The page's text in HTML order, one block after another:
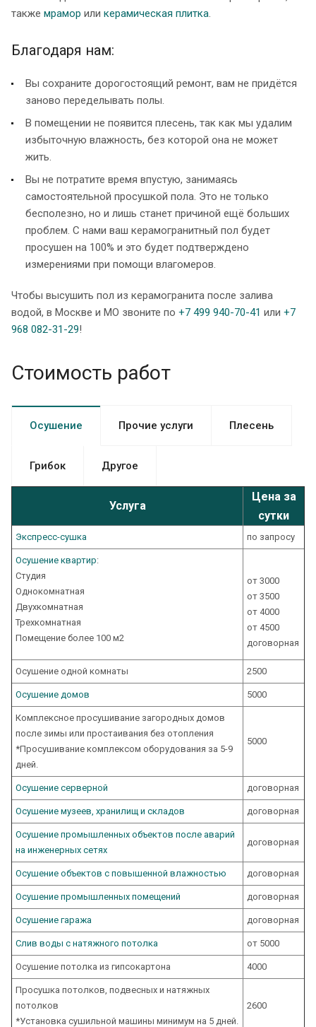
также мрамор или керамическая плитка.
Благодаря нам:
Вы сохраните дорогостоящий ремонт, вам не придётся
заново переделывать полы.
В помещении не появится плесень, так как мы удалим
избыточную влажность, без которой она не может
жить.
Вы не потратите время впустую, занимаясь
самостоятельной просушкой пола. Это не только
бесполезно, но и лишь станет причиной ещё больших
проблем. С нами ваш керамогранитный пол будет
просушен на 100% и это будет подтверждено
измерениями при помощи влагомеров.
Чтобы высушить пол из керамогранита после залива
водой, в Москве и МО звоните по +7 499 940-70-41 или +7
968 082-31-29!
Стоимость работ
Осушение Прочие услуги Плесень
Грибок Другое
Услуга
Цена за
сутки
Экспресс-cушка по запросу
Осушение квартир:
Студия
Однокомнатная
Двухкомнатная
Трехкомнатная
Помещение более 100 м2
от 3000
от 3500
от 4000
от 4500
договорная
Осушение одной комнаты 2500
Осушение домов 5000
Комплексное просушивание загородных домов
после зимы или простаивания без отопления
*Просушивание комплексом оборудования за 5-9
дней.
5000
Осушение серверной договорная
Осушение музеев, хранилищ и складов договорная
Осушение промышленных объектов после аварий
на инженерных сетях
договорная
Осушение объектов с повышенной влажностью договорная
Осушение промышленных помещений договорная
Осушение гаража договорная
Слив воды с натяжного потолка от 5000
Осушение потолка из гипсокартона 4000
Просушка потолков, подвесных и натяжных
потолков
*Установка сушильной машины минимум на 5 дней.
2600